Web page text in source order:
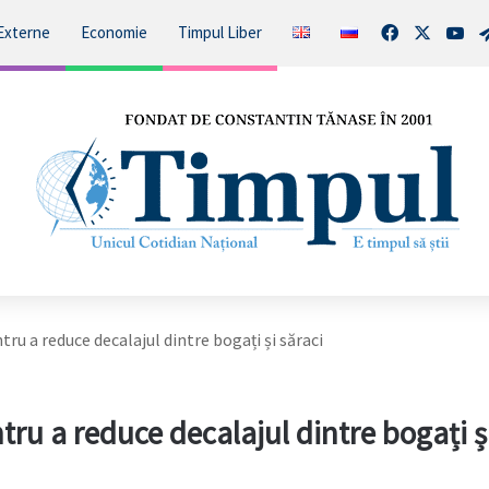
Economie Timpul Liber Facebook
a reduce decalajul dintre bogați și săraci
a reduce decalajul dintre bogați